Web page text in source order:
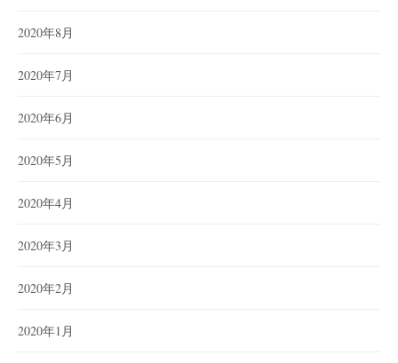
2020年8月
2020年7月
2020年6月
2020年5月
2020年4月
2020年3月
2020年2月
2020年1月